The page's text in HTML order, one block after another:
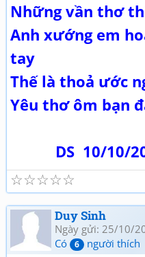
Những vần thơ
Anh xướng em
tay
Thế là thoả ước
Yêu thơ ôm bạn
DS 10/10/
☆
☆
☆
☆
☆
Duy Sinh
Ngày gửi: 25/10/
Có
6 người thích